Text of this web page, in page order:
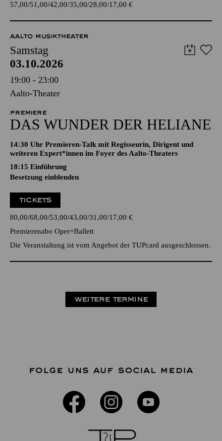
57,00 51,00 42,00 35,00 28,00 17,00 €
AALTO MUSIKTHEATER
Samstag
03.10.2026
19:00 - 23:00
Aalto-Theater
PREMIERE
DAS WUNDER DER HELIANE
14:30 Uhr Premieren-Talk mit Regisseurin, Dirigent und
weiteren Expert*innen im Foyer des Aalto-Theaters
18:15 Einführung
Besetzung einblenden
TICKETS
80,00 68,00 53,00 43,00 31,00 17,00 €
Premierenabo Oper+Ballett
Die Veranstaltung ist vom Angebot der TUPcard ausgeschlossen.
WEITERE TERMINE
FOLGE UNS AUF SOCIAL MEDIA